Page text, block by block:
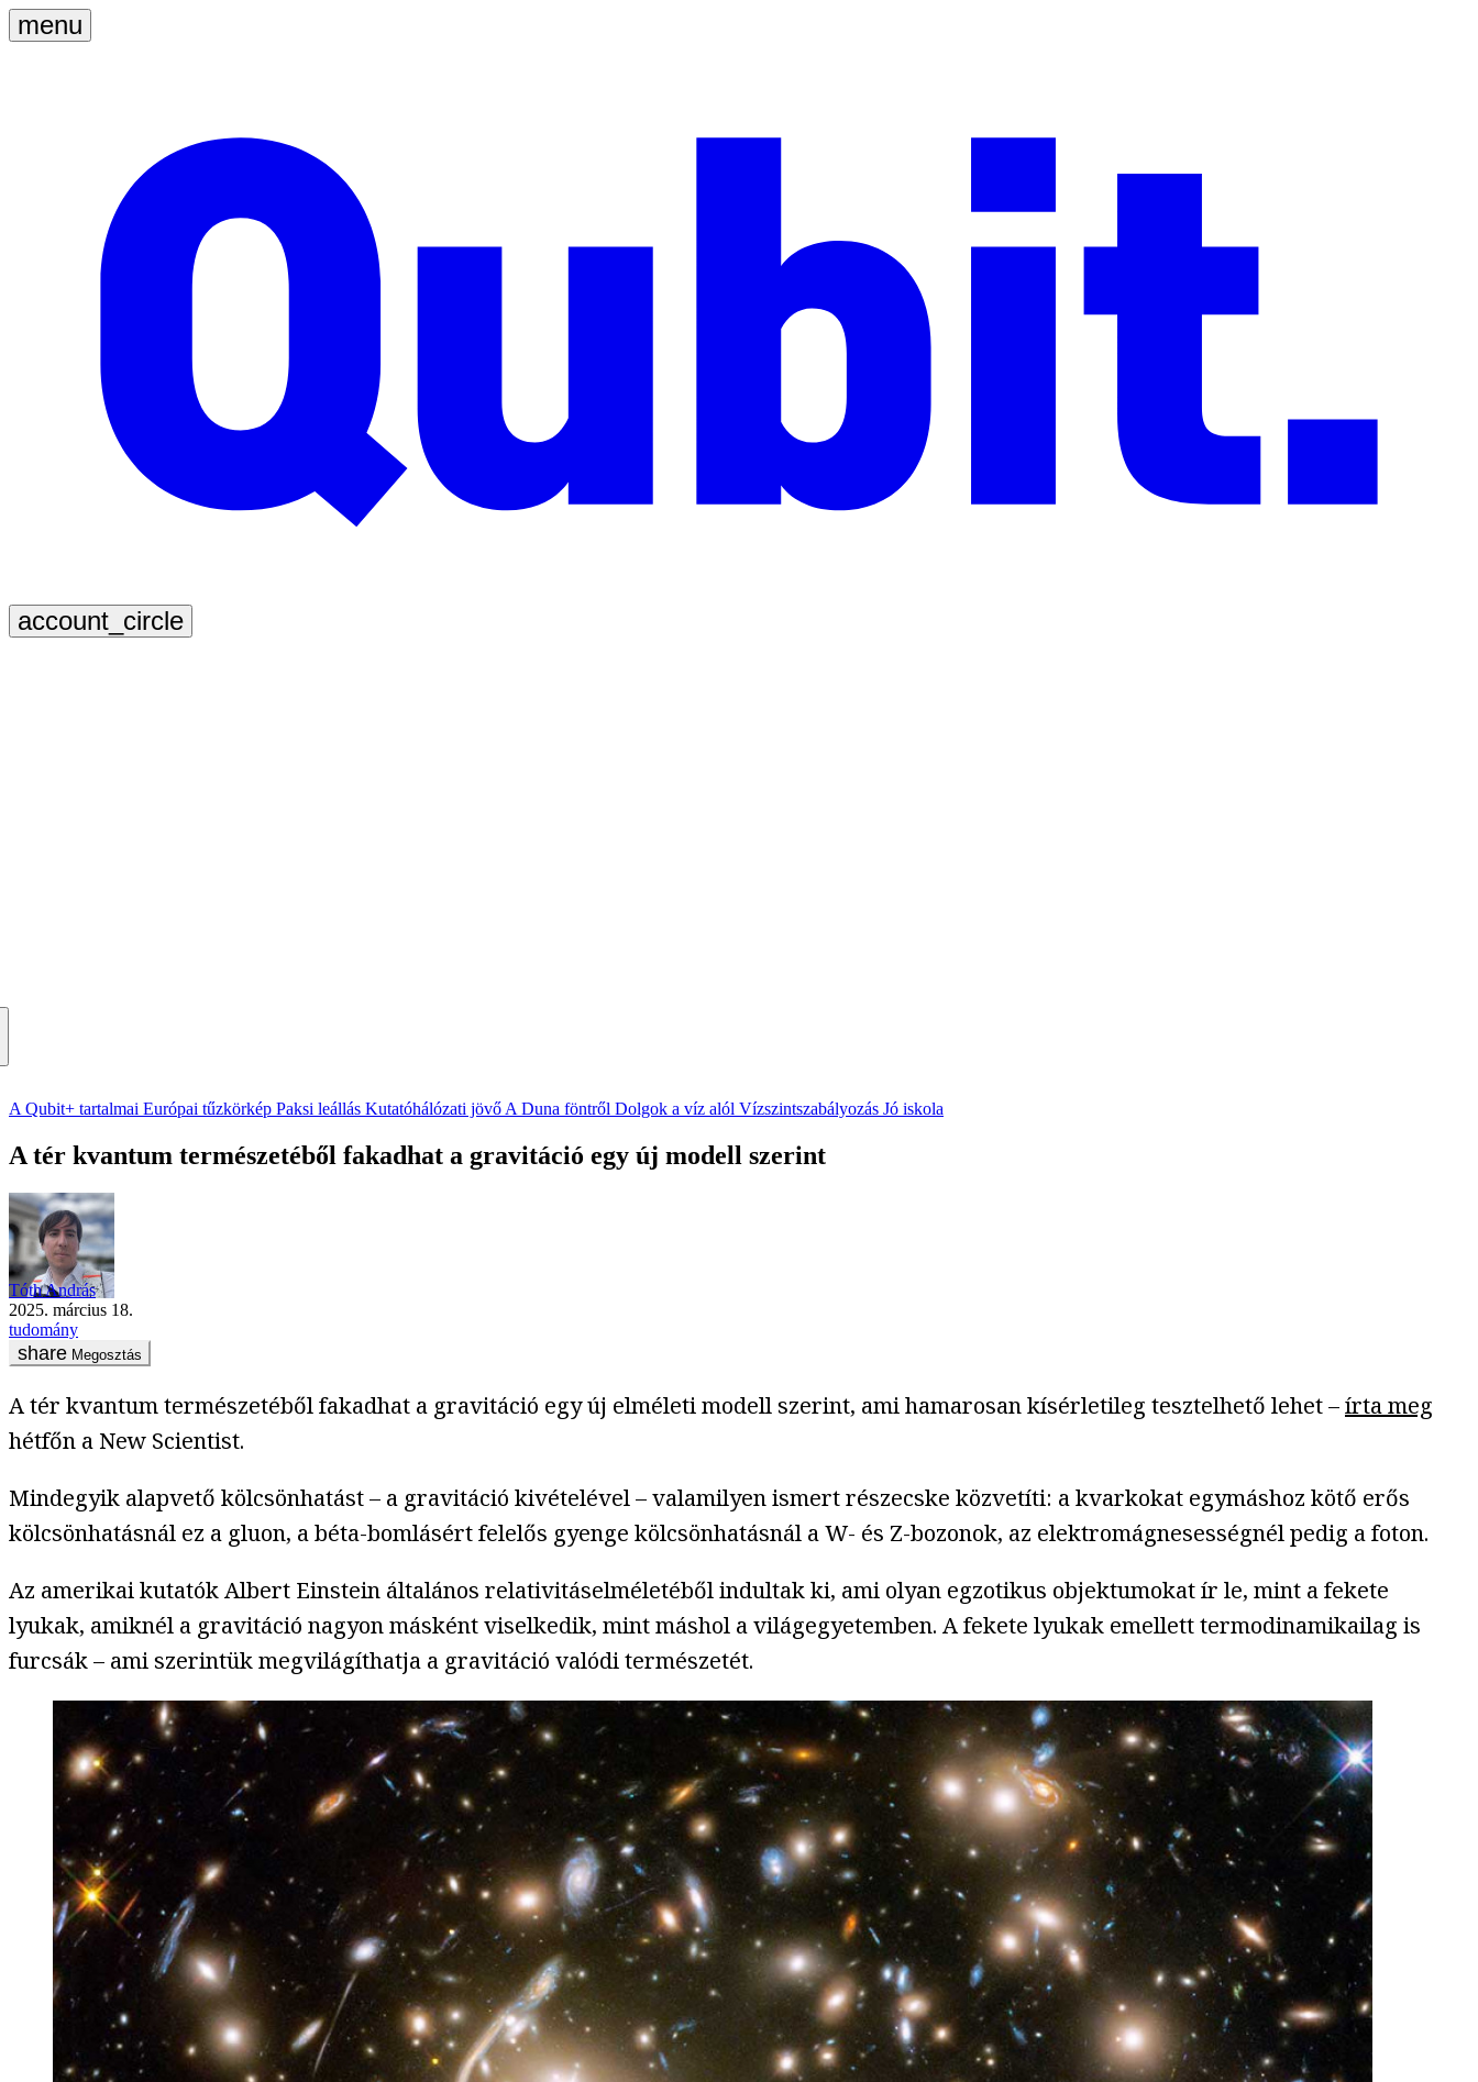
A Qubit+ tartalmai Európai tűzkörkép Paksi leállás Kutatóhálózati jövő A Duna föntről Dolgok a víz alól Vízszintszabályozás Jó iskola
A tér kvantum természetéből fakadhat a gravitáció egy új modell szerint
Tóth András
2025. március 18.
tudomány
Megosztás
A tér kvantum természetéből fakadhat a gravitáció egy új elméleti modell szerint, ami hamarosan kísérletileg tesztelhető lehet –írta meg
hétfőn a New Scientist.
Mindegyik alapvető kölcsönhatást – a gravitáció kivételével – valamilyen ismert részecske közvetíti: a kvarkokat egymáshoz kötő erős
kölcsönhatásnál ez a gluon, a béta-bomlásért felelős gyenge kölcsönhatásnál a W- és Z-bozonok, az elektromágnesességnél pedig a foton.
Az amerikai kutatók Albert Einstein általános relativitáselméletéből indultak ki, ami olyan egzotikus objektumokat ír le, mint a fekete
lyukak, amiknél a gravitáció nagyon másként viselkedik, mint máshol a világegyetemben. A fekete lyukak emellett termodinamikailag is
furcsák – ami szerintük megvilágíthatja a gravitáció valódi természetét.